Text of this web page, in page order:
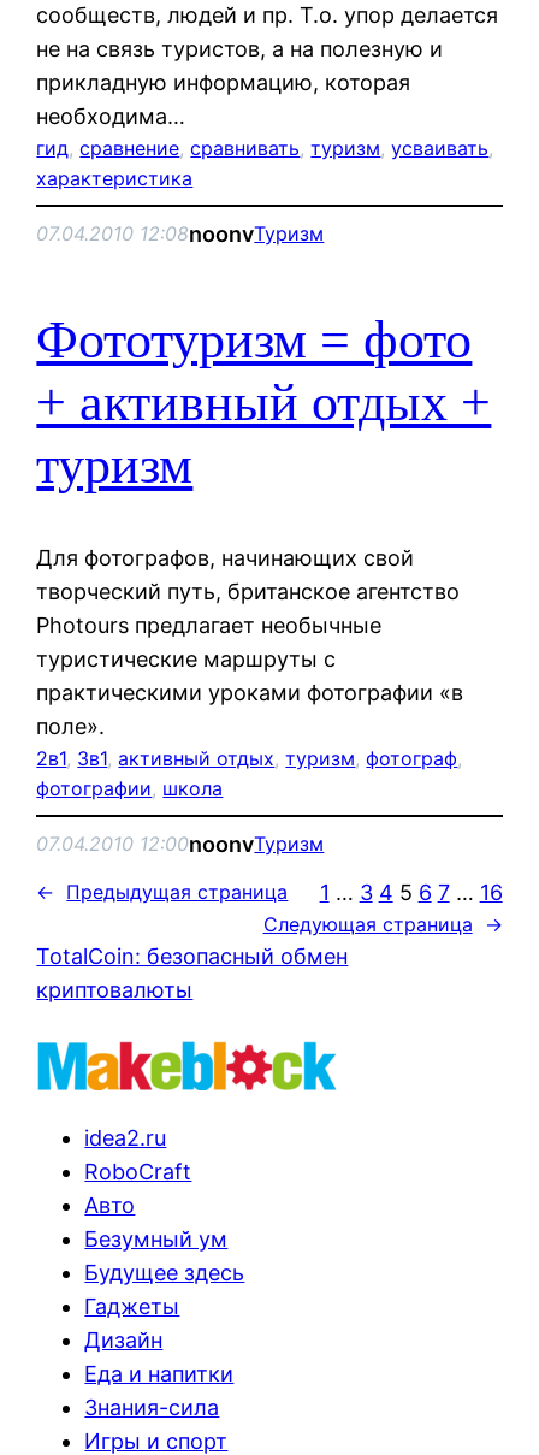
сообществ, людей и пр. Т.о. упор делается
не на связь туристов, а на полезную и
прикладную информацию, которая
необходима…
гид, сравнение, сравнивать, туризм, усваивать
характеристика
07.04.2010 12:08noonvТуризм
Фототуризм = фото
+ активный отдых +
туризм
Для фотографов, начинающих свой
творческий путь, британское агентство
Photours предлагает необычные
туристические маршруты с
практическими уроками фотографии «в
поле».
2в1, 3в1, активный отдых, туризм, фотограф
фотографии, школа
07.04.2010 12:00noonvТуризм
← Предыдущая страница 1 … 3 4 5 6 7 … 16
Следующая страница →
TotalCoin: безопасный обмен
криптовалюты
idea2.ru
RoboCraft
Авто
Безумный ум
Будущее здесь
Гаджеты
Дизайн
Еда и напитки
Знания-сила
Игры и спорт